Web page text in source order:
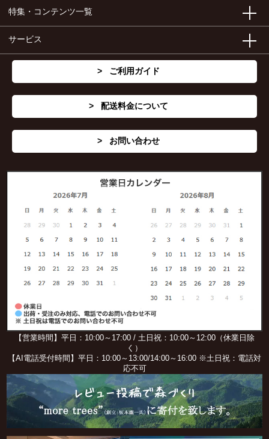
特集・コンテンツ一覧
サービス
ご利用ガイド
配送料金について
お問い合わせ
【営業時間】平日：10:00～17:00 / 土日祝：10:00～12:00（休業日除
く）
【AI電話受付時間】平日：10:00～13:00/14:00～16:00 ※土日祝：電話対
応不可